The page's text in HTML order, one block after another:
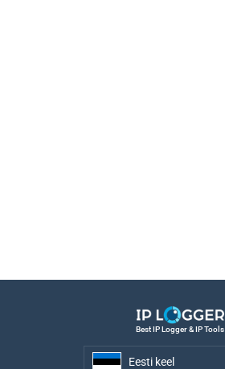
Best IP Logger & IP Tools
Eesti keel